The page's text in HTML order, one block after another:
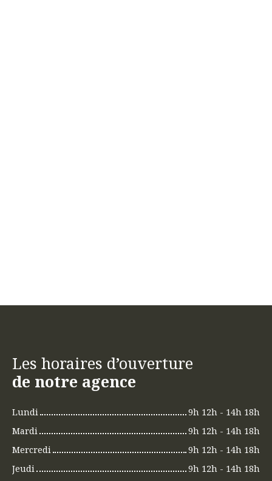
Les horaires d’ouverture
de notre agence
Lundi
9h 12h - 14h 18h
Mardi
9h 12h - 14h 18h
Mercredi
9h 12h - 14h 18h
Jeudi
9h 12h - 14h 18h